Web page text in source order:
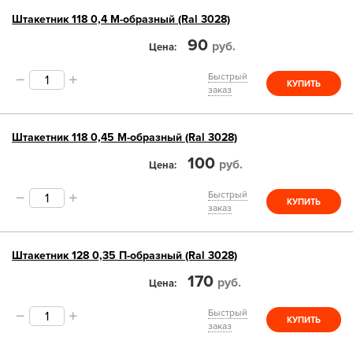
Штакетник 118 0,4 М-образный (Ral 3028)
Цена 90 руб.
Быстрый
заказ
КУПИТЬ
Штакетник 118 0,45 М-образный (Ral 3028)
Цена 100 руб.
Быстрый
заказ
КУПИТЬ
Штакетник 128 0,35 П-образный (Ral 3028)
Цена 170 руб.
Быстрый
заказ
КУПИТЬ